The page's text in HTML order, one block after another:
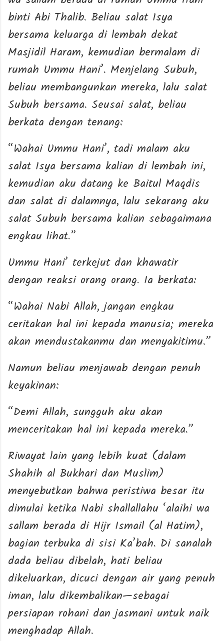
binti Abi Thalib. Beliau salat Isya
bersama keluarga di lembah dekat
Masjidil Haram, kemudian bermalam di
rumah Ummu Hani’. Menjelang Subuh,
beliau membangunkan mereka, lalu salat
Subuh bersama. Seusai salat, beliau
berkata dengan tenang:
“Wahai Ummu Hani’, tadi malam aku
salat Isya bersama kalian di lembah ini,
kemudian aku datang ke Baitul Maqdis
dan salat di dalamnya, lalu sekarang aku
salat Subuh bersama kalian sebagaimana
engkau lihat.”
Ummu Hani’ terkejut dan khawatir
dengan reaksi orang orang. Ia berkata:
“Wahai Nabi Allah, jangan engkau
ceritakan hal ini kepada manusia; mereka
akan mendustakanmu dan menyakitimu.”
Namun beliau menjawab dengan penuh
keyakinan:
“Demi Allah, sungguh aku akan
menceritakan hal ini kepada mereka.”
Riwayat lain yang lebih kuat (dalam
Shahih al Bukhari dan Muslim)
menyebutkan bahwa peristiwa besar itu
dimulai ketika Nabi shallallahu ‘alaihi wa
sallam berada di Hijr Ismail (al Hatim),
bagian terbuka di sisi Ka’bah. Di sanalah
dada beliau dibelah, hati beliau
dikeluarkan, dicuci dengan air yang penuh
iman, lalu dikembalikan—sebagai
persiapan rohani dan jasmani untuk naik
menghadap Allah.